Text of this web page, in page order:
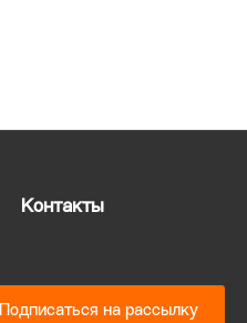
Контакты
Подписаться на рассылку